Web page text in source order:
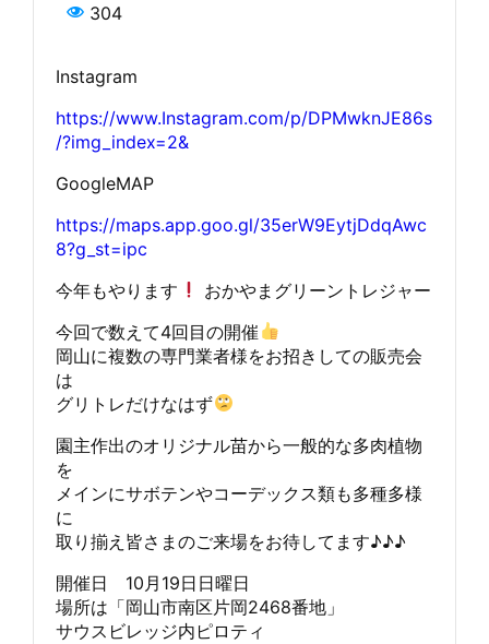
304
Instagram
https://www.Instagram.com/p/DPMwknJE86s
/?img_index=2&
GoogleMAP
https://maps.app.goo.gl/35erW9EytjDdqAwc
8?g_st=ipc
今年もやります
おかやまグリーントレジャー
今回で数えて4回目の開催
岡山に複数の専門業者様をお招きしての販売会
は
グリトレだけなはず
園主作出のオリジナル苗から一般的な多肉植物
を
メインにサボテンやコーデックス類も多種多様
に
取り揃え皆さまのご来場をお待してます♪♪♪
開催日 10月19日日曜日
場所は「岡山市南区片岡2468番地」
サウスビレッジ内ピロティ